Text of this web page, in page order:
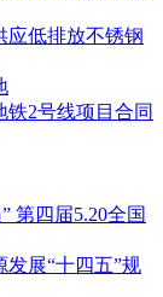
应低排放不锈钢
铁2号线项目合同
第四届5.20全国
发展“十四五”规